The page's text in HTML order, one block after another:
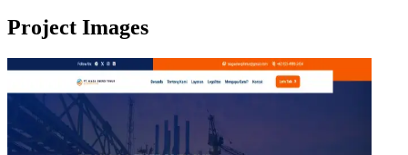
Project Images